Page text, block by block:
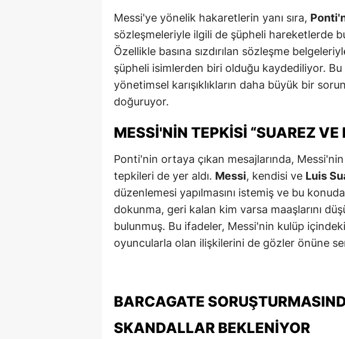
Giresun
Gümüşhane
Hakkari
Hatay
Mersin
İstanbul
Kars
Kastamonu
Kırşehir
Kocaeli
Messi'ye yönelik hakaretlerin yanı sıra,
sözleşmeleriyle ilgili de şüpheli hareketlerde
Özellikle basına sızdırılan sözleşme
şüpheli isimlerden biri olduğu kaydediliyor.
yönetimsel karışıklıkların daha büyük bir
doğuruyor.
MESSI'NIN TEPKISI “SUAREZ
Ponti'nin ortaya çıkan mesajlarında,
tepkileri de yer aldı. Messi, kendisi ve Luis
düzenlemesi yapılmasını istemiş ve bu
dokunma, geri kalan kim varsa maaşlarını
bulunmuş. Bu ifadeler, Messi'nin kulüp
oyuncularla olan ilişkilerini de gözler önüne
BARCAGATE
SKANDALLAR BEKLENIYOR